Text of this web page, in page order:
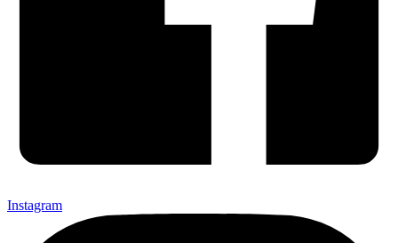
Instagram